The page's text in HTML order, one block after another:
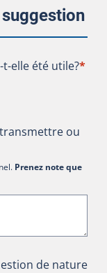
t-elle été utile?
t-elle été utile?*
ou
Prenez note que
de nature